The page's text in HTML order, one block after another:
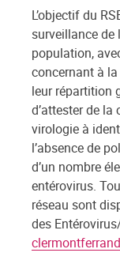
L’objectif du
surveillance
population,
concernant à
leur répartition
d’attester de
virologie à
l’absence de
d’un nombre
entérovirus.
réseau sont
des